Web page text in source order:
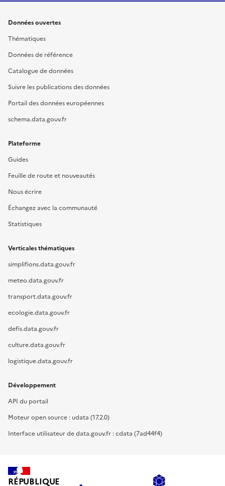
Données ouvertes
Thématiques
Données de référence
Catalogue de données
Suivre les publications des données
Portail des données européennes
schema.data.gouv.fr
Plateforme
Guides
Feuille de route et nouveautés
Nous écrire
Échangez avec la communauté
Statistiques
Verticales thématiques
simplifions.data.gouv.fr
meteo.data.gouv.fr
transport.data.gouv.fr
ecologie.data.gouv.fr
defis.data.gouv.fr
culture.data.gouv.fr
logistique.data.gouv.fr
Développement
API du portail
Moteur open source : udata (17.2.0)
Interface utilisateur de data.gouv.fr : cdata (7ad44f4)
RÉPUBLIQUE